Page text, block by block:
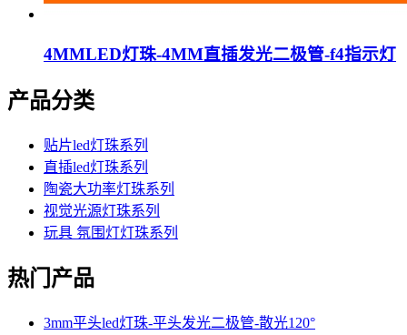
4MMLED灯珠-4MM直插发光二极管-f4指示灯
产品分类
贴片led灯珠系列
直插led灯珠系列
陶瓷大功率灯珠系列
视觉光源灯珠系列
玩具 氛围灯灯珠系列
热门产品
3mm平头led灯珠-平头发光二极管-散光120°